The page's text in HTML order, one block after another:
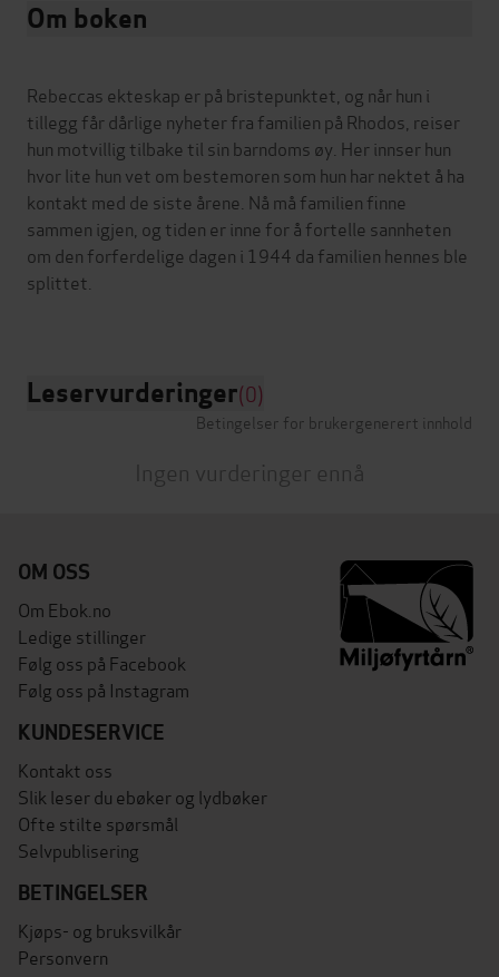
Om boken
Rebeccas ekteskap er på bristepunktet, og når hun i
tillegg får dårlige nyheter fra familien på Rhodos, reiser
hun motvillig tilbake til sin barndoms øy. Her innser hun
hvor lite hun vet om bestemoren som hun har nektet å ha
kontakt med de siste årene. Nå må familien finne
sammen igjen, og tiden er inne for å fortelle sannheten
om den forferdelige dagen i 1944 da familien hennes ble
splittet.
Leservurderinger(0)
Betingelser for brukergenerert innhold
Ingen vurderinger ennå
OM OSS
Om Ebok.no
Ledige stillinger
Følg oss på Facebook
Følg oss på Instagram
KUNDESERVICE
Kontakt oss
Slik leser du ebøker og lydbøker
Ofte stilte spørsmål
Selvpublisering
BETINGELSER
Kjøps- og bruksvilkår
Personvern